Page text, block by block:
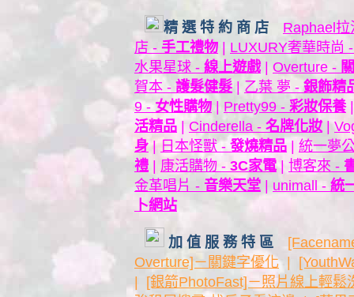
精 選 特 約 商 店
Raphael
店 - 手工禮物
LUXURY奢華時尚
水果星球 - 線上遊戲| Overture -
賀本 - 護髮健髮| 乙葉 夢 - 銀飾精
9 - 女性購物 Pretty99 - 彩妝保養
活精品
Cinderella - 名牌化妝 |
身 | 日本怪獸 - 發燒精品
統一夢
禮| 康活購物 - 3C家電| 博客來 -
金革唱片 - 音樂天堂 unimall - 統
卜網站
加 值 服 務 特 區
Overture]－關鍵字優化|
[銀箭PhotoFast]－照片線上輕鬆